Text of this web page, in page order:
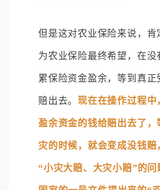
但是这对农业保险来说，肯
为农业保险最终希望，在没
累保险资金盈余，等到真正
赔出去。现在在操作过程中
盈余资金的钱给赔出去了，
灾的时候，就会变成没钱赔
“小灾大赔、大灾小赔”的问